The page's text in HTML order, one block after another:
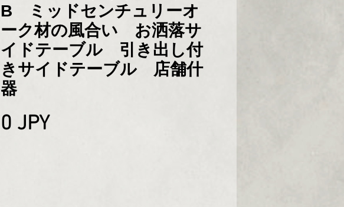
B ミッドセンチュリーオ
ーク材の風合い お洒落サ
イドテーブル 引き出し付
きサイドテーブル 店舗什
器
0 JPYPrix